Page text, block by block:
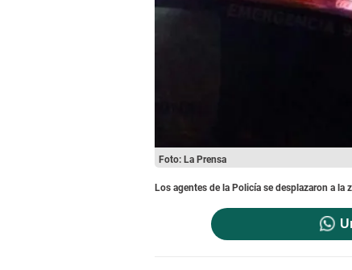
Foto: La Prensa
Los agentes de la Policía se desplazaron a la